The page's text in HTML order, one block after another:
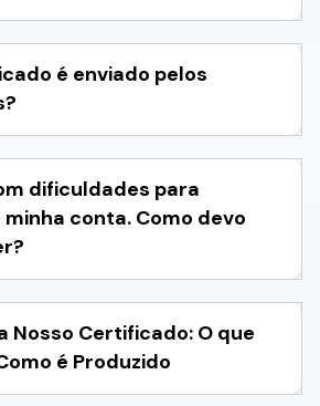
é enviado pelos
dificuldades para
conta. Como devo
Nosso Certificado: O que
é Produzido